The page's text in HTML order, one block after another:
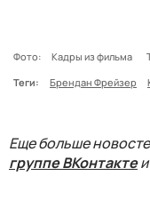
Фото: Кадры из фильма
Теги:
Брендан Фрейзер
Еще больше
группе ВКонтактеи